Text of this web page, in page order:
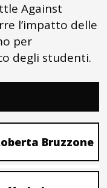
Against
l’impatto delle
per
degli studenti.
Bruzzone